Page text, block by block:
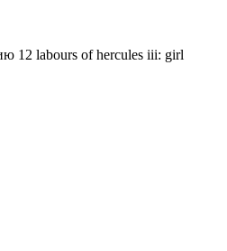
12 labours of hercules iii: girl